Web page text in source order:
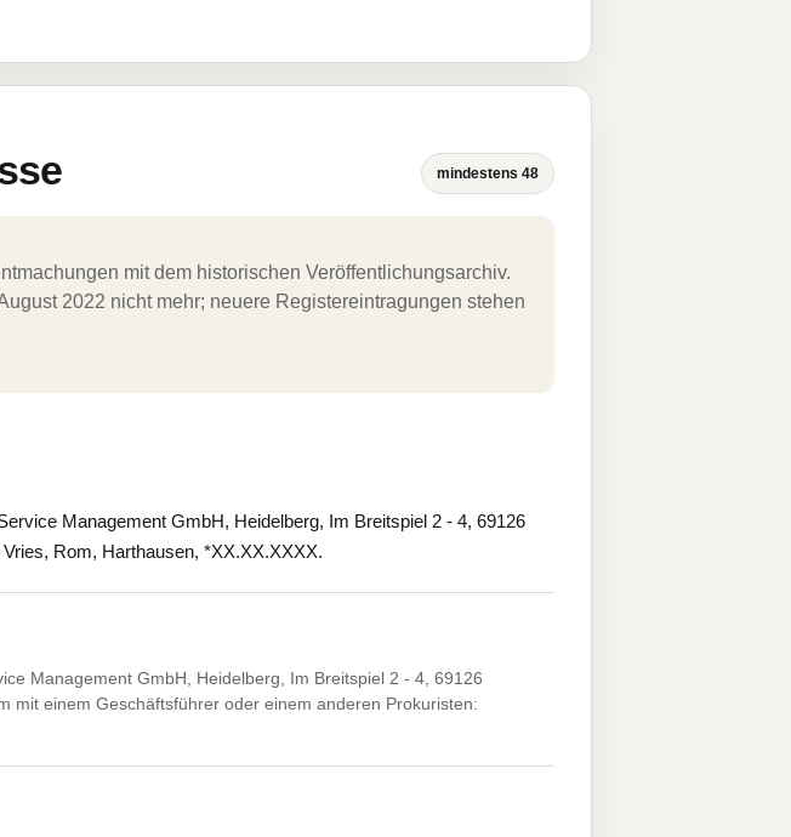
mindestens 48
mit dem historischen Veröffentlichungsarchiv.
2022 nicht mehr; neuere Registereintragungen stehen
Management GmbH, Heidelberg, Im Breitspiel 2 - 4, 69126
Rom, Harthausen, *XX.XX.XXXX.
Management GmbH, Heidelberg, Im Breitspiel 2 - 4, 69126
mit einem Geschäftsführer oder einem anderen Prokuristen: